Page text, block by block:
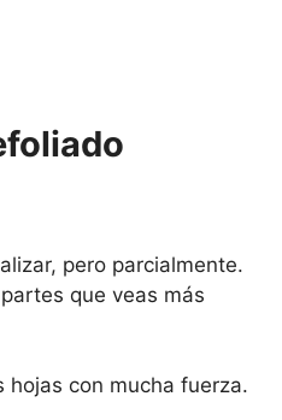
pero parcialmente.
que veas más
hojas con mucha fuerza.